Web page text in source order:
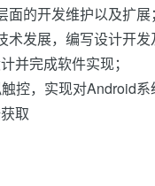
的开发维护以及扩展；
发展，编写设计开发
并完成软件实现；
控，实现对Android
取